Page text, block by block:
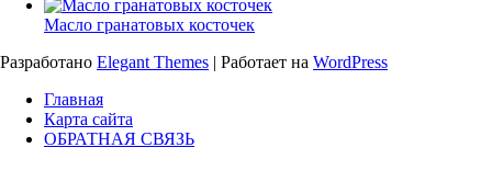
Масло гранатовых косточек
Разработано Elegant Themes | Работает на WordPress
Главная
Карта сайта
ОБРАТНАЯ СВЯЗЬ